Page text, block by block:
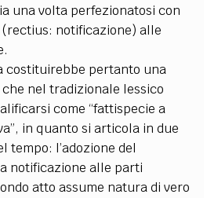
una volta perfezionatosi con
notificazione) alle
costituirebbe pertanto una
nel tradizionale lessico
come “fattispecie a
in quanto si articola in due
tempo: l’adozione del
notificazione alle parti
atto assume natura di vero